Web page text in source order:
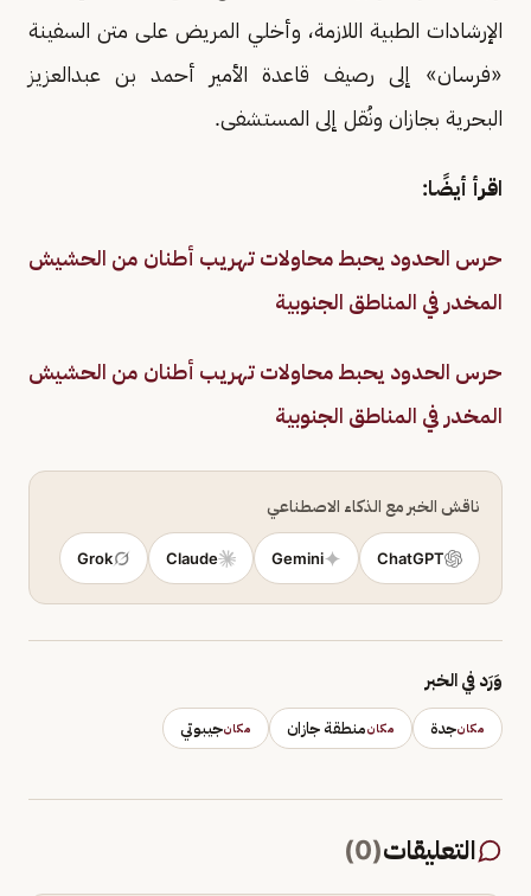
الإرشادات الطبية اللازمة، وأخلي المريض على متن السفينة
«فرسان» إلى رصيف قاعدة الأمير أحمد بن عبدالعزيز
البحرية بجازان ونُقل إلى المستشفى.
اقرأ أيضًا:
حرس الحدود يحبط محاولات تهريب أطنان من الحشيش
المخدر في المناطق الجنوبية
حرس الحدود يحبط محاولات تهريب أطنان من الحشيش
المخدر في المناطق الجنوبية
ناقش الخبر مع الذكاء الاصطناعي
ChatGPT
Gemini
Claude
Grok
وَرَد في الخبر
مكانجدة مكانمنطقة جازان مكانجيبوتي
التعليقات(
0
)